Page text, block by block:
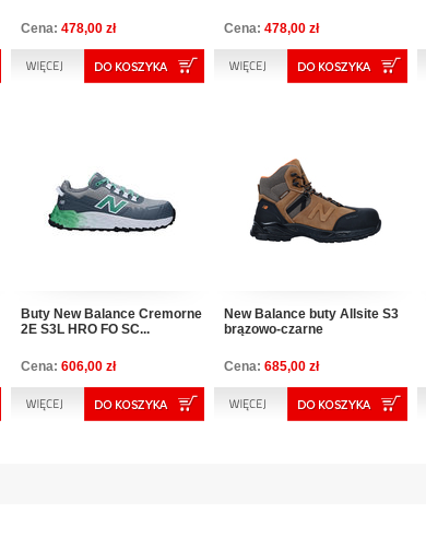
Cena: 478,00 zł Cena: 478,00 zł
Buty New Balance Cremorne
2E S3L HRO FO SC...
Cena: 606,00 zł
New Balance buty Allsite S3
brązowo-czarne
Cena: 685,00 zł